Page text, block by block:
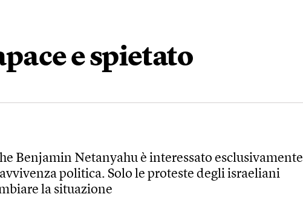
e spietato
Benjamin Netanyahu è interessato esclusivamente
politica. Solo le proteste degli israeliani
la situazione